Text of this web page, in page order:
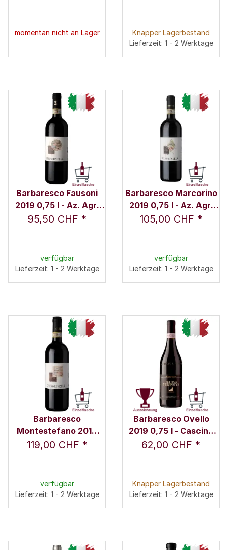
momentan nicht an Lager
Knapper Lagerbestand
Lieferzeit: 1 - 2 Werktage
Barbaresco Fausoni
2019 0,75 l - Az. Agr.
Rivella Silvia
95,50 CHF *
verfügbar
Lieferzeit: 1 - 2 Werktage
Barbaresco Marcorino
2019 0,75 l - Az. Agr.
Rivella Silvia
105,00 CHF *
verfügbar
Lieferzeit: 1 - 2 Werktage
Barbaresco
Montestefano 2019
0,75 l - Az. Agr. Rivella
119,00 CHF *
verfügbar
Lieferzeit: 1 - 2 Werktage
Barbaresco Ovello
2019 0,75 l - Cascina
Morassino / R. & M.
62,00 CHF *
Knapper Lagerbestand
Lieferzeit: 1 - 2 Werktage